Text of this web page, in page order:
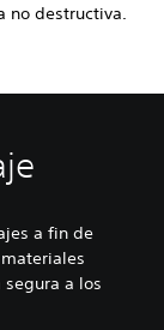
no destructiva.
a fin de
a los